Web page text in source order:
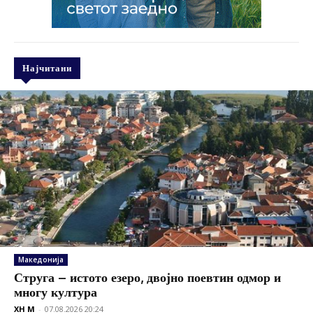
Најчитани
Македонија
Струга – истото езеро, двојно поевтин одмор и
многу култура
XH M - 07.08.2026 20:24